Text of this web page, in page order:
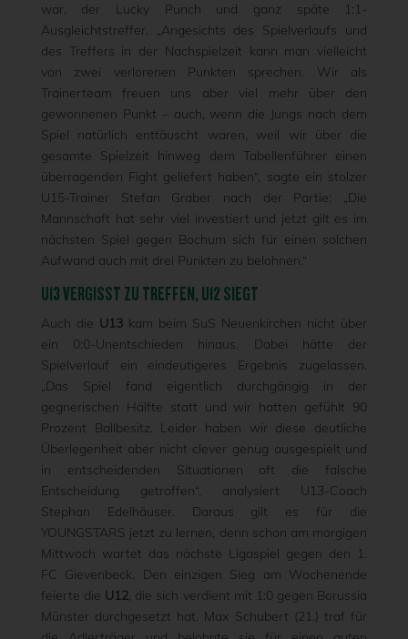
war, der Lucky Punch und ganz späte 1:1-
Ausgleichtstreffer. „Angesichts des Spielverlaufs und
des Treffers in der Nachspielzeit kann man vielleicht
von zwei verlorenen Punkten sprechen. Wir als
Trainerteam freuen uns aber viel mehr über den
gewonnenen Punkt – auch, wenn die Jungs nach dem
Spiel natürlich enttäuscht waren, weil wir über die
gesamte Spielzeit hinweg dem Tabellenführer einen
überragenden Fight geliefert haben“, sagte ein stolzer
U15-Trainer Stefan Graber nach der Partie: „Die
Mannschaft hat sehr viel investiert und jetzt gilt es im
nächsten Spiel gegen Bochum sich für einen solchen
Aufwand auch mit drei Punkten zu belohnen.“
U13 VERGISST ZU TREFFEN, U12 SIEGT
Auch die U13kam beim SuS Neuenkirchen nicht über
ein 0:0-Unentschieden hinaus. Dabei hätte der
Spielverlauf ein eindeutigeres Ergebnis zugelassen.
„Das Spiel fand eigentlich durchgängig in der
gegnerischen Hälfte statt und wir hatten gefühlt 90
Prozent Ballbesitz. Leider haben wir diese deutliche
Überlegenheit aber nicht clever genug ausgespielt und
in entscheidenden Situationen oft die falsche
Entscheidung getroffen“, analysiert U13-Coach
Stephan Edelhäuser. Daraus gilt es für die
YOUNGSTARS jetzt zu lernen, denn schon am morgigen
Mittwoch wartet das nächste Ligaspiel gegen den 1.
FC Gievenbeck. Den einzigen Sieg am Wochenende
feierte die U12, die sich verdient mit 1:0 gegen Borussia
Münster durchgesetzt hat. Max Schubert (21.) traf für